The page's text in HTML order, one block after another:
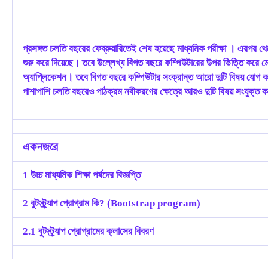
প্রসঙ্গত চলতি বছরের ফেব্রুয়ারিতেই শেষ হয়েছে মাধ্যমিক পরীক্ষা । এরপর
শুরু করে দিয়েছে। তবে উল্লেখ্য বিগত বছরে কম্পিউটারের উপর ভিত্তি করে
অ্যাপ্লিকেশন। তবে বিগত বছরে কম্পিউটার সংক্রান্ত আরো দুটি বিষয় যোগ
পাশাপাশি চলতি বছরেও পাঠক্রম নবীকরণের ক্ষেত্রে আরও দুটি বিষয় সংযুক্ত
একনজরে
1 উচ্চ মাধ্যমিক শিক্ষা পর্ষদের বিজ্ঞপ্তি
2 বুটস্ট্র্যাপ প্রোগ্রাম কি? (Bootstrap program)
2.1 বুটস্ট্র্যাপ প্রোগ্রামের ক্লাসের বিবরণ